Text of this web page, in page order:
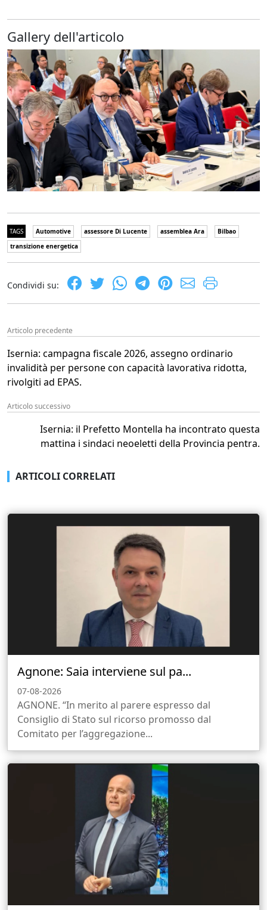
Gallery dell'articolo
TAGS Automotive assessore Di Lucente assemblea Ara
Bilbao
transizione energetica
Condividi su:
Articolo precedente
Isernia: campagna fiscale 2026, assegno ordinario
invalidità per persone con capacità lavorativa ridotta,
rivolgiti ad EPAS.
Articolo successivo
Isernia: il Prefetto Montella ha incontrato questa
mattina i sindaci neoeletti della Provincia pentra.
ARTICOLI CORRELATI
Agnone: Saia interviene sul pa...
07-08-2026
AGNONE. “In merito al parere espresso dal
Consiglio di Stato sul ricorso promosso dal
Comitato per l’aggregazione...